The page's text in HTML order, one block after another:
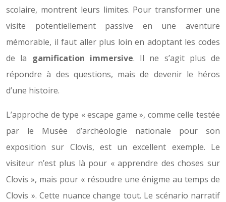
scolaire, montrent leurs limites. Pour transformer une
visite potentiellement passive en une aventure
mémorable, il faut aller plus loin en adoptant les codes
de la gamification immersive. Il ne s’agit plus de
répondre à des questions, mais de devenir le héros
d’une histoire.
L’approche de type « escape game », comme celle testée
par le Musée d’archéologie nationale pour son
exposition sur Clovis, est un excellent exemple. Le
visiteur n’est plus là pour « apprendre des choses sur
Clovis », mais pour « résoudre une énigme au temps de
Clovis ». Cette nuance change tout. Le scénario narratif